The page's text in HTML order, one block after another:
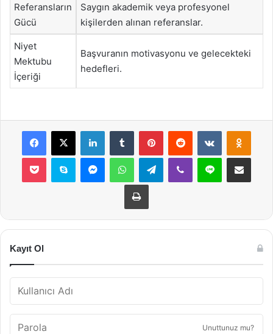
Referansların
Gücü
Saygın akademik veya profesyonel
kişilerden alınan referanslar.
Niyet
Mektubu
İçeriği
Başvuranın motivasyonu ve gelecekteki
hedefleri.
Facebook
X LinkedInTumblr PinterestReddit VKontakte
Pocket Skype MessengerWhatsAppTelegramViber Line E-Posta ile
Yazdır
Kayıt Ol
Unuttunuz mu?